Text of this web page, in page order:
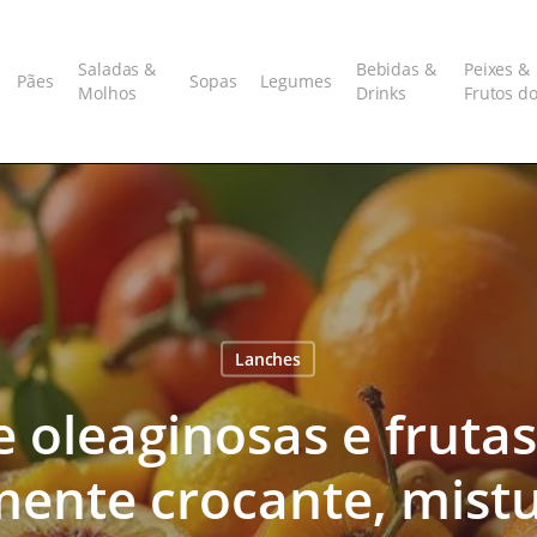
Pães
Saladas &
Molhos
Sopas Legumes
Bebidas &
Drinks
Peixes &
Frutos
Lanches
oleaginosas e
crocante,